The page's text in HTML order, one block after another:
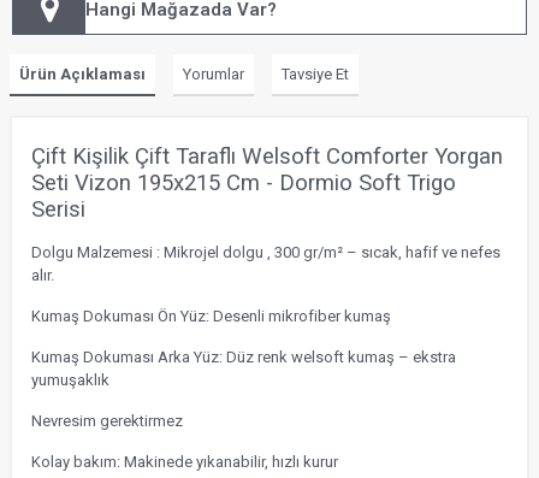
Hangi Mağazada Var?
Ürün Açıklaması Yorumlar Tavsiye Et
Çift Kişilik Çift Taraflı Welsoft Comforter Yorgan
Seti Vizon 195x215 Cm - Dormio Soft Trigo
Serisi
Dolgu Malzemesi : Mikrojel dolgu , 300 gr/m² – sıcak, hafif ve nefes
alır.
Kumaş Dokuması Ön Yüz: Desenli mikrofiber kumaş
Kumaş Dokuması Arka Yüz: Düz renk welsoft kumaş – ekstra
yumuşaklık
Nevresim gerektirmez
Kolay bakım: Makinede yıkanabilir, hızlı kurur